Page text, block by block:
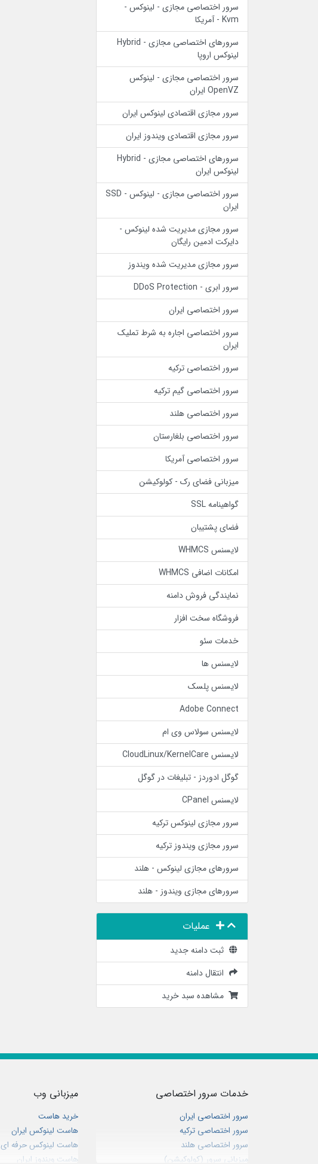
سرور اختصاصی مجازی - لینوکس -
Kvm - آمریکا
سرورهای اختصاصی مجازی - Hybrid
لینوکس اروپا
سرور اختصاصی مجازی - لینوکس
OpenVZ ایران
سرور مجازی اقتصادی لینوکس ایران
سرور مجازی اقتصادی ویندوز ایران
سرورهای اختصاصی مجازی - Hybrid
لینوکس ایران
سرور اختصاصی مجازی - لینوکس - SSD
ایران
سرور مجازی مدیریت شده لینوکس -
دایرکت ادمین رایگان
سرور مجازی مدیریت شده ویندوز
سرور ابری - DDoS Protection
سرور اختصاصی ایران
سرور اختصاصی اجاره به شرط تملیک
ایران
سرور اختصاصی ترکیه
سرور اختصاصی گیم ترکیه
سرور اختصاصی هلند
سرور اختصاصی بلغارستان
سرور اختصاصی آمریکا
میزبانی فضای رک - کولوکیشن
گواهینامه SSL
فضای پشتیبان
لایسنس WHMCS
امکانات اضافی WHMCS
نمایندگی فروش دامنه
فروشگاه سخت افزار
خدمات سئو
لایسنس ها
لایسنس پلسک
Adobe Connect
لایسنس سولاس وی ام
لایسنس CloudLinux/KernelCare
گوگل ادوردز - تبلیغات در گوگل
لایسنس CPanel
سرور مجازی لینوکس ترکیه
سرور مجازی ویندوز ترکیه
سرورهای مجازی لینوکس - هلند
سرورهای مجازی ویندوز - هلند
عملیات
ثبت دامنه جدید
انتقال دامنه
مشاهده سبد خرید
خدمات سرور اختصاصی
سرور اختصاصی ایران
سرور اختصاصی ترکیه
سرور اختصاصی هلند
میزبانی سرور (کولوکیشن)
میزبانی وب
خرید هاست
هاست لینوکس ایران
هاست لینوکس حرفه ای
هاست ویندوز ایران